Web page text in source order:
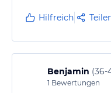
Hilfreich
Benjamin (36-
1 Bewertungen